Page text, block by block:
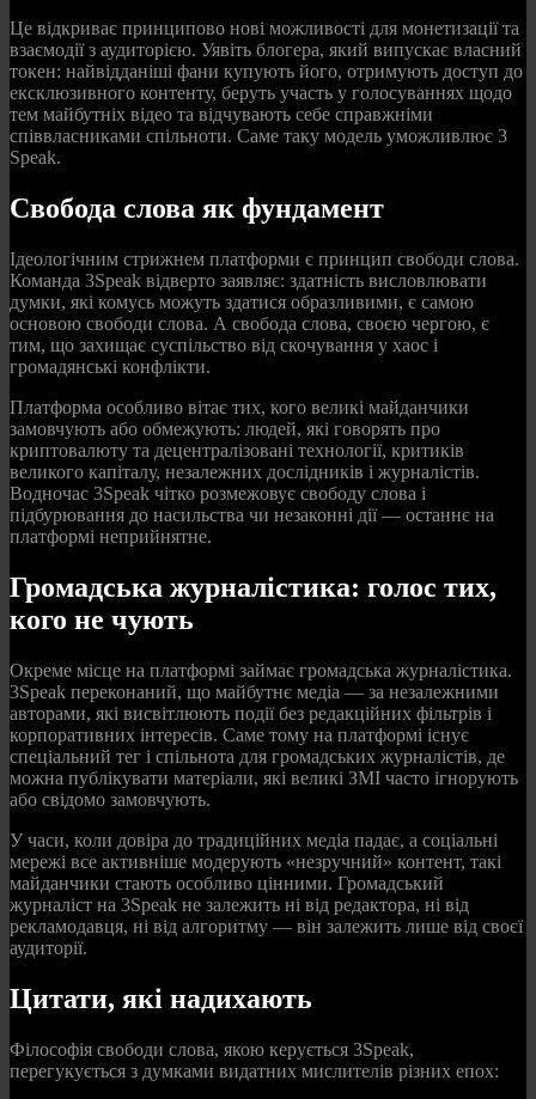
Це відкриває принципово нові можливості для монетизації та
взаємодії з аудиторією. Уявіть блогера, який випускає власний
токен: найвідданіші фани купують його, отримують доступ до
ексклюзивного контенту, беруть участь у голосуваннях щодо
тем майбутніх відео та відчувають себе справжніми
співвласниками спільноти. Саме таку модель уможливлює 3
Speak.
Свобода слова як фундамент
Ідеологічним стрижнем платформи є принцип свободи слова.
Команда 3Speak відверто заявляє: здатність висловлювати
думки, які комусь можуть здатися образливими, є самою
основою свободи слова. А свобода слова, своєю чергою, є
тим, що захищає суспільство від скочування у хаос і
громадянські конфлікти.
Платформа особливо вітає тих, кого великі майданчики
замовчують або обмежують: людей, які говорять про
криптовалюту та децентралізовані технології, критиків
великого капіталу, незалежних дослідників і журналістів.
Водночас 3Speak чітко розмежовує свободу слова і
підбурювання до насильства чи незаконні дії — останнє на
платформі неприйнятне.
Громадська журналістика: голос тих,
кого не чують
Окреме місце на платформі займає громадська журналістика.
3Speak переконаний, що майбутнє медіа — за незалежними
авторами, які висвітлюють події без редакційних фільтрів і
корпоративних інтересів. Саме тому на платформі існує
спеціальний тег і спільнота для громадських журналістів, де
можна публікувати матеріали, які великі ЗМІ часто ігнорують
або свідомо замовчують.
У часи, коли довіра до традиційних медіа падає, а соціальні
мережі все активніше модерують «незручний» контент, такі
майданчики стають особливо цінними. Громадський
журналіст на 3Speak не залежить ні від редактора, ні від
рекламодавця, ні від алгоритму — він залежить лише від своєї
аудиторії.
Цитати, які надихають
Філософія свободи слова, якою керується 3Speak,
перегукується з думками видатних мислителів різних епох: